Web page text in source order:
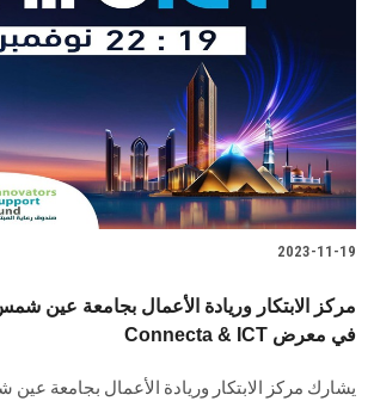
2023-11-19
مركز الابتكار وريادة الأعمال بجامعة عين
Connecta & ICT في معرض
يشارك مركز الابتكار وريادة الأعمال بجامعة